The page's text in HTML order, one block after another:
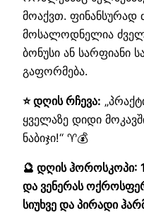
მოაქვთ.
მოსალოდნელია
ბონუსი ან სარფიანი
გაფორმება.
⭐ დღის რჩევა:
ყველაზე დიდი
ნაბიჯი!“ ♈💰
🔮 დღის ჰოროსკოპი:
და ვენერას
სიუხვე და პირადი